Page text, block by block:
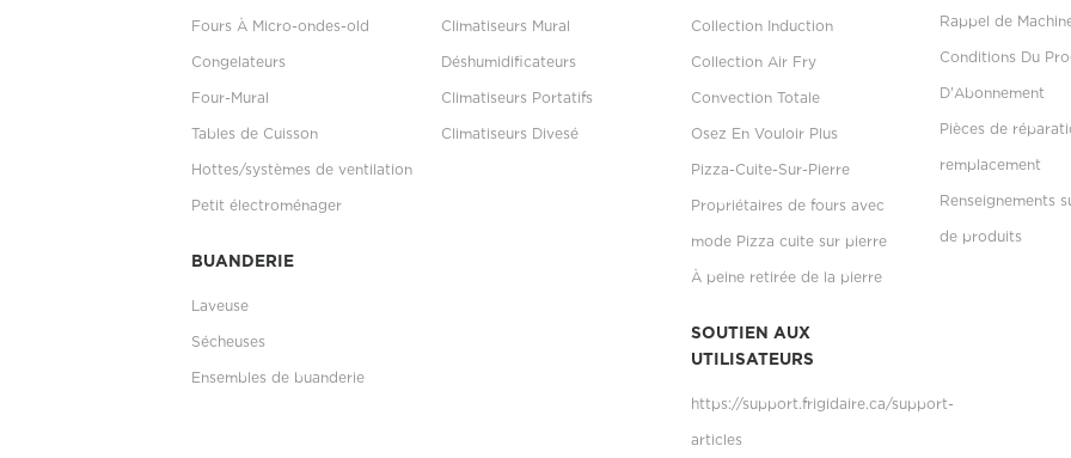
Fours À Micro-ondes-old
Congelateurs
Four-Mural
Tables de Cuisson
Hottes/systèmes de ventilation
Petit électroménager
BUANDERIE
Laveuse
Sécheuses
Ensembles de buanderie
Climatiseurs Mural
Déshumidificateurs
Climatiseurs Portatifs
Climatiseurs Divesé
Collection Induction
Collection Air Fry
Convection Totale
Osez En Vouloir Plus
Pizza-Cuite-Sur-Pierre
Propriétaires de fours avec
mode Pizza cuite sur pierre
À peine retirée de la pierre
SOUTIEN AUX
UTILISATEURS
https://support.frigidaire.ca/support-
articles
Rappel de
Conditions Du
D'Abonnement
Pièces de
remplacement
Renseignements
de produits